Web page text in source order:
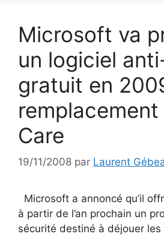
Microsoft va
un logiciel
gratuit en
Care
19/11/2008 par Laurent
Microsoft a annoncé qu’il
à partir de l’an prochain un
sécurité destiné à déjouer